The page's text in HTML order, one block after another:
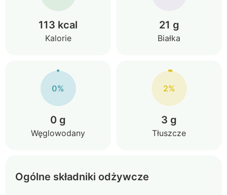
113 kcal
Kalorie
21 g
Białka
0%
0 g
Węglowodany
2%
3 g
Tłuszcze
Ogólne składniki odżywcze